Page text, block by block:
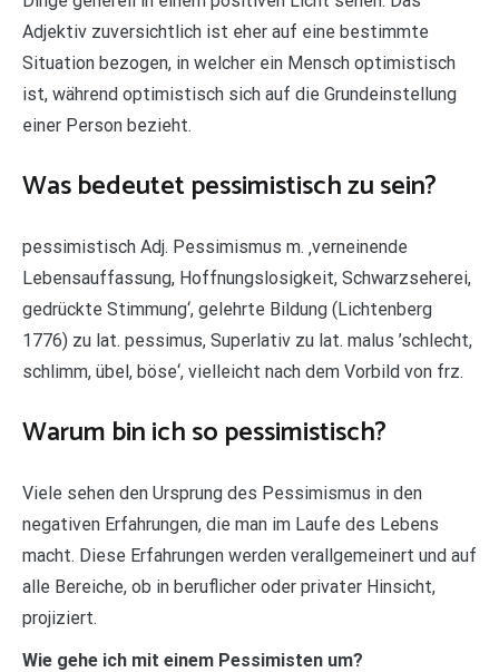
Adjektiv zuversichtlich ist eher auf eine bestimmte
Situation bezogen, in welcher ein Mensch optimistisch
ist, während optimistisch sich auf die Grundeinstellung
einer Person bezieht.
Was bedeutet pessimistisch zu sein?
pessimistisch Adj. Pessimismus m. ‚verneinende
Lebensauffassung, Hoffnungslosigkeit, Schwarzseherei,
gedrückte Stimmung‘, gelehrte Bildung (Lichtenberg
1776) zu lat. pessimus, Superlativ zu lat. malus ’schlecht,
schlimm, übel, böse‘, vielleicht nach dem Vorbild von frz.
Warum bin ich so pessimistisch?
Viele sehen den Ursprung des Pessimismus in den
negativen Erfahrungen, die man im Laufe des Lebens
macht. Diese Erfahrungen werden verallgemeinert und auf
alle Bereiche, ob in beruflicher oder privater Hinsicht,
projiziert.
Wie gehe ich mit einem Pessimisten um?